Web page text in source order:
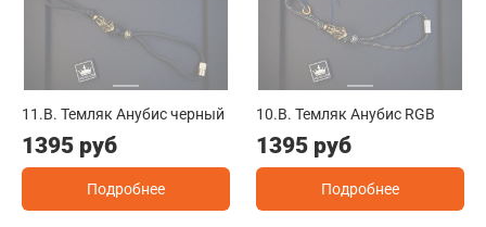
11.B. Темляк Анубис черный
1395 руб
Подробнее
10.B. Темляк Анубис RGB
1395 руб
Подробнее